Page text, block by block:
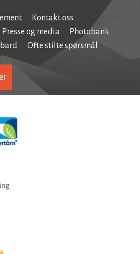
Kontakt oss
Presse og media
Photobank
Ofte stilte spørsmål